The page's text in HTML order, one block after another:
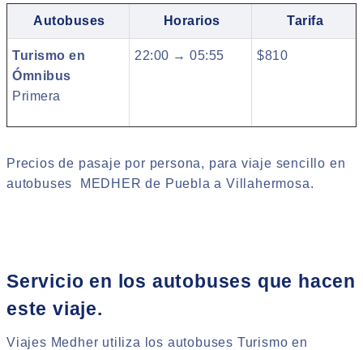
Autobuses Horarios Tarifa
Turismo en
Ómnibus
Primera
22:00 → 05:55 $810
Precios de pasaje por persona, para viaje sencillo en
autobuses MEDHER de Puebla a Villahermosa.
Servicio en los autobuses que hacen
este viaje.
Viajes Medher utiliza los autobuses Turismo en